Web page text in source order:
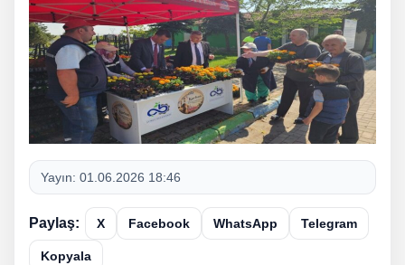
Yayın: 01.06.2026 18:46
Paylaş: X Facebook WhatsApp Telegram
Kopyala